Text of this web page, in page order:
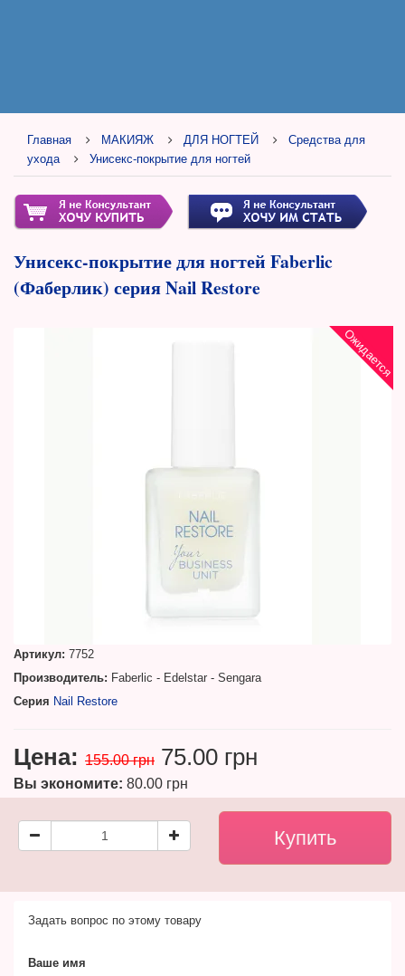
Главная МАКИЯЖ ДЛЯ НОГТЕЙ
Средства для
ухода
Унисекс-покрытие для ногтей
Унисекс-покрытие для ногтей Faberlic
(Фаберлик) серия Nail Restore
Ожидается
Артикул: 7752
Производитель: Faberlic - Edelstar - Sengara
Серия Nail Restore
Цена: 155.00 грн 75.00 грн
Вы экономите: 80.00 грн
Задать вопрос по этому товару
Ваше имя